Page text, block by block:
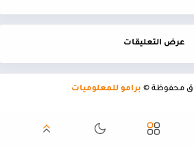
عرض التعليقات
محفوظة © برامو للمعلوميات